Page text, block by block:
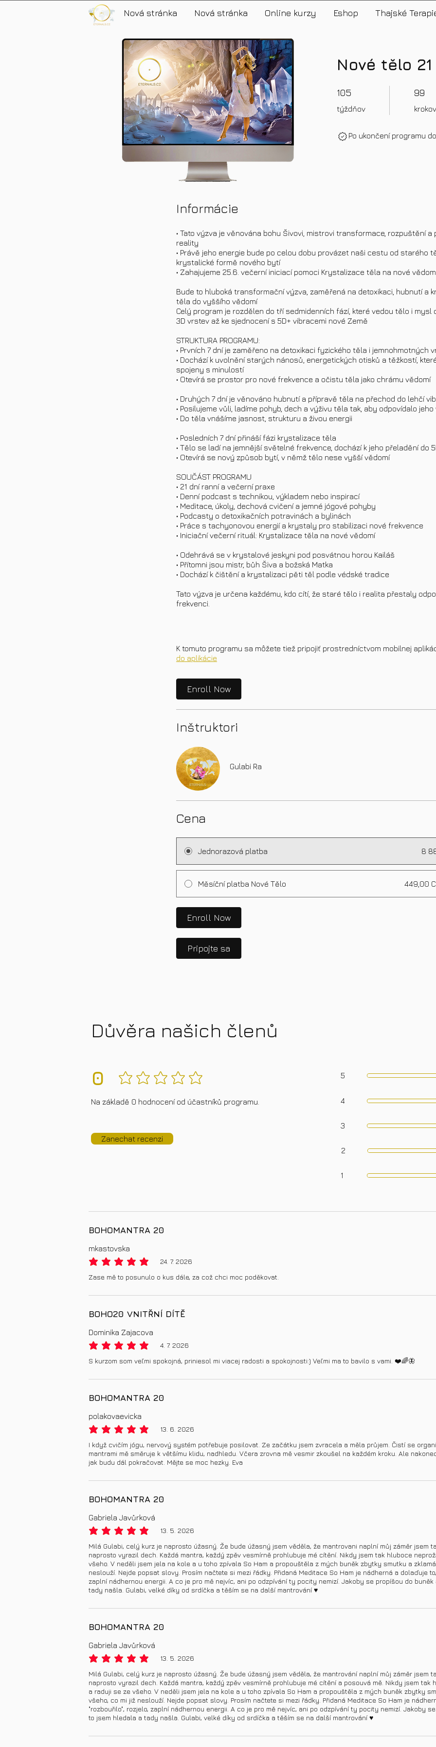
Nová stránka Nová stránka Online kurzy Eshop Thajské
Nové tělo
105
týždňov
99
krokov
Po ukončení programu
Informácie
• Tato výzva je věnována bohu Šivovi, mistrovi transformace, rozpuštění a
reality
• Právě jeho energie bude po celou dobu provázet naši cestu od starého
krystalické formě nového bytí
• Zahajujeme 25.6. večerní iniciací pomoci Krystalizace těla na nové
Bude to hluboká transformační výzva, zaměřená na detoxikaci, hubnutí a
těla do vyššího vědomí
Celý program je rozdělen do tří sedmidenních fází, které vedou tělo i mysl
3D vrstev až ke sjednocení s 5D+ vibracemi nové Země
STRUKTURA PROGRAMU:
• Prvních 7 dní je zaměřeno na detoxikaci fyzického těla i jemnohmotných
• Dochází k uvolnění starých nánosů, energetických otisků a těžkostí,
spojeny s minulostí
• Otevírá se prostor pro nové frekvence a očistu těla jako chrámu vědomí
• Druhých 7 dní je věnováno hubnutí a přípravě těla na přechod do lehčí
• Posilujeme vůli, ladíme pohyb, dech a výživu těla tak, aby odpovídalo
• Do těla vnášíme jasnost, strukturu a živou energii
• Posledních 7 dní přináší fázi krystalizace těla
• Tělo se ladí na jemnější světelné frekvence, dochází k jeho přeladění do
• Otevírá se nový způsob bytí, v němž tělo nese vyšší vědomí
SOUČÁST PROGRAMU
• 21 dní ranní a večerní praxe
• Denní podcast s technikou, výkladem nebo inspirací
• Meditace, úkoly, dechová cvičení a jemné jógové pohyby
• Podcasty o detoxikačních potravinách a bylinách
• Práce s tachyonovou energií a krystaly pro stabilizaci nové frekvence
• Iniciační večerní rituál: Krystalizace těla na nové vědomí
• Odehrává se v krystalové jeskyni pod posvátnou horou Kailáš
• Přítomni jsou mistr, bůh Šiva a božská Matka
• Dochází k čištění a krystalizaci pěti těl podle védské tradice
Tato výzva je určena každému, kdo cítí, že staré tělo i realita přestaly
frekvenci.
K tomuto programu sa môžete tiež pripojiť prostredníctvom mobilnej
do aplikácie
Enroll Now
Inštruktori
Gulabi Ra
Cena
Jednorazová platba 8
Měsíční platba Nové Tělo 449,00
Enroll Now
Pripojte sa
Důvěra našich členů
0 Zatiaľ žiadne hodnotenia
Na základě 0 hodnocení od účastníků programu.
Zanechat recenzi
5
4
3
2
1
BOHOMANTRA 20
mkastovska
24. 7. 2026
priemerné hodnotenie je 5 z 5
Zase mě to posunulo o kus dále, za což chci moc poděkovat.
BOHO20 VNITŘNÍ DÍTĚ
Dominika Zajacova
4. 7. 2026
priemerné hodnotenie je 5 z 5
S kurzom som veľmi spokojná, priniesol mi viacej radosti a spokojnosti:) Veľmi ma to bavilo s vami. ❤️🌈🦋
BOHOMANTRA 20
polakovaevicka
13. 6. 2026
priemerné hodnotenie je 5 z 5
I když cvičím jógu, nervový systém potřebuje posilovat. Ze začátku jsem zvracela a měla průjem. Čistí se
mantrami mě směruje k většímu klidu, nadhledu. Včera zrovna mě vesmir zkoušel na každém kroku. Ale
jak budu dál pokračovat. Mějte se moc hezky. Eva
BOHOMANTRA 20
Gabriela Javůrková
13. 5. 2026
priemerné hodnotenie je 5 z 5
Milá Gulabi, celý kurz je naprosto úžasný. Že bude úžasný jsem věděla, že mantrovani naplní můj záměr jsem
naprosto vyrazil dech. Každá mantra, každý zpěv vesmírně prohlubuje mé cítění. Nikdy jsem tak hluboce
všeho. V neděli jsem jela na kole a u toho zpívala So Ham a propouštěla z mých buněk zbytky smutku a
neslouží. Nejde popsat slovy. Prosím načtete si mezi řádky. Přidaná Meditace So Ham je nádherná a dolaďuje
zaplní nádhernou energii. A co je pro mě nejvíc, ani po odzpívání ty pocity nemizí. Jakoby se propíšou do
tady našla. Gulabi, velké díky od srdíčka a těším se na další mantrování ♥️
BOHOMANTRA 20
Gabriela Javůrková
13. 5. 2026
priemerné hodnotenie je 5 z 5
Milá Gulabi, celý kurz je naprosto úžasný. Že bude úžasný jsem věděla, že mantrování naplní můj záměr jsem
naprosto vyrazil dech. Každá mantra, každý zpěv vesmírně prohlubuje mé cítění a posouvá mě. Nikdy jsem
a raduji se ze všeho. V neděli jsem jela na kole a u toho zpívala So Ham a propouštěla z mých buněk zbytky
všeho, co mi již neslouží. Nejde popsat slovy. Prosím načtete si mezi řádky. Přidaná Meditace So Ham je
"rozbouřilo", rozjelo, zaplní nádhernou energii. A co je pro mě nejvíc, ani po odzpívání ty pocity nemizí. Jakoby
to jsem hledala a tady našla. Gulabi, velké díky od srdíčka a těším se na další mantrování ♥️